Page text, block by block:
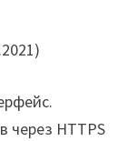
через HTTPS